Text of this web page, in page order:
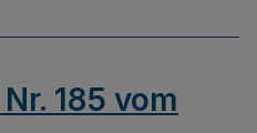
185 vom